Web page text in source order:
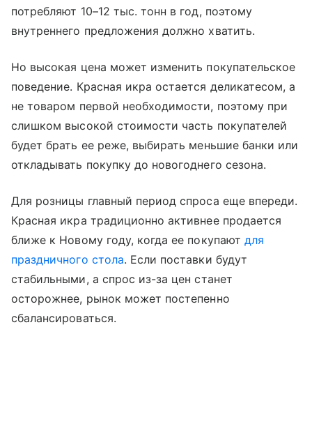
потребляют 10–12 тыс. тонн в год, поэтому
внутреннего предложения должно хватить.
Но высокая цена может изменить покупательское
поведение. Красная икра остается деликатесом, а
не товаром первой необходимости, поэтому при
слишком высокой стоимости часть покупателей
будет брать ее реже, выбирать меньшие банки или
откладывать покупку до новогоднего сезона.
Для розницы главный период спроса еще впереди.
Красная икра традиционно активнее продается
ближе к Новому году, когда ее покупают для
праздничного стола. Если поставки будут
стабильными, а спрос из-за цен станет
осторожнее, рынок может постепенно
сбалансироваться.